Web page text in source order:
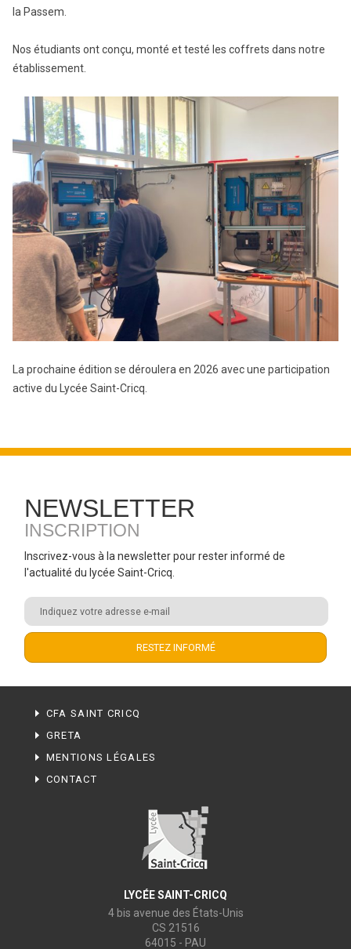
la Passem.
Nos étudiants ont conçu, monté et testé les coffrets dans notre
établissement.
La prochaine édition se déroulera en 2026 avec une participation
active du Lycée Saint-Cricq.
NEWSLETTER
INSCRIPTION
Inscrivez-vous à la newsletter pour rester informé de
l'actualité du lycée Saint-Cricq.
CFA SAINT CRICQ
GRETA
MENTIONS LÉGALES
CONTACT
LYCÉE SAINT-CRICQ
4 bis avenue des États-Unis
CS 21516
64015 - PAU